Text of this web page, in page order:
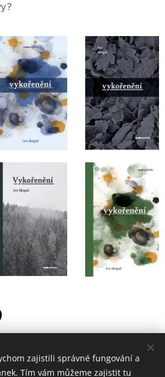
zajistili správné fungování a
Tím vám můžeme zajistit tu